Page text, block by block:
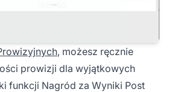
, możesz ręcznie
prowizji dla wyjątkowych
funkcji Nagród za Wyniki Post